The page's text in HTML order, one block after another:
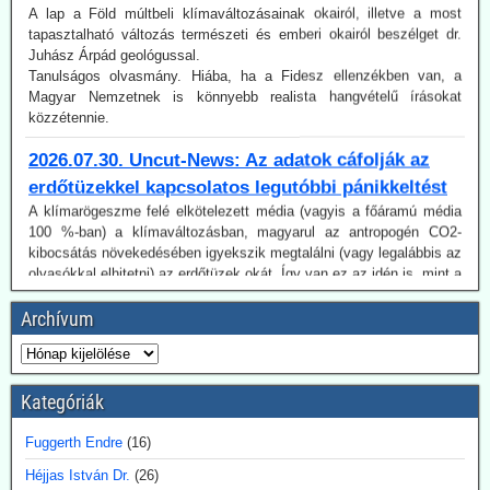
Tanulságos olvasmány. Hiába, ha a Fidesz ellenzékben van, a
Magyar Nemzetnek is könnyebb realista hangvételű írásokat
közzétennie.
2026.07.30. Uncut-News: Az adatok cáfolják az
A klímarögeszme felé elkötelezett média (vagyis a főáramú média
100 %-ban) a klímaváltozásban, magyarul az antropogén CO2-
kibocsátás növekedésében igyekszik megtalálni (vagy legalábbis az
olvasókkal elhitetni) az erdőtüzek okát. Így van ez az idén is, mint a
korábbi években. A gépezet figyelmen kívül hagyja úgy az emberi
tényezőt, akár a gondatlanságot, akár a szándékos gyújtogatást,
mint a hatósági ideológiavezérelt hozzáállást, amit több
bejegyzésünkben tematizáltunk. De még így is van egy probléma:
Az idén jóval alacsonyabb a tűzesetek száma világszerte, mint a
regisztrálás 2003-as kezdete óta.
Ugyancsak az uncut-news számol be róla, Franciaországban idén
július 6-a óta 162 embert vettek őrizetbe szándékos tűzgyújtás
gyanújával.
2026.07.28. Blackout News: A feneketlen hordó
neve karbonsemlegesség - Németországban is
Archívum
Kategóriák
Fuggerth Endre (16)
Héjjas István Dr. (26)